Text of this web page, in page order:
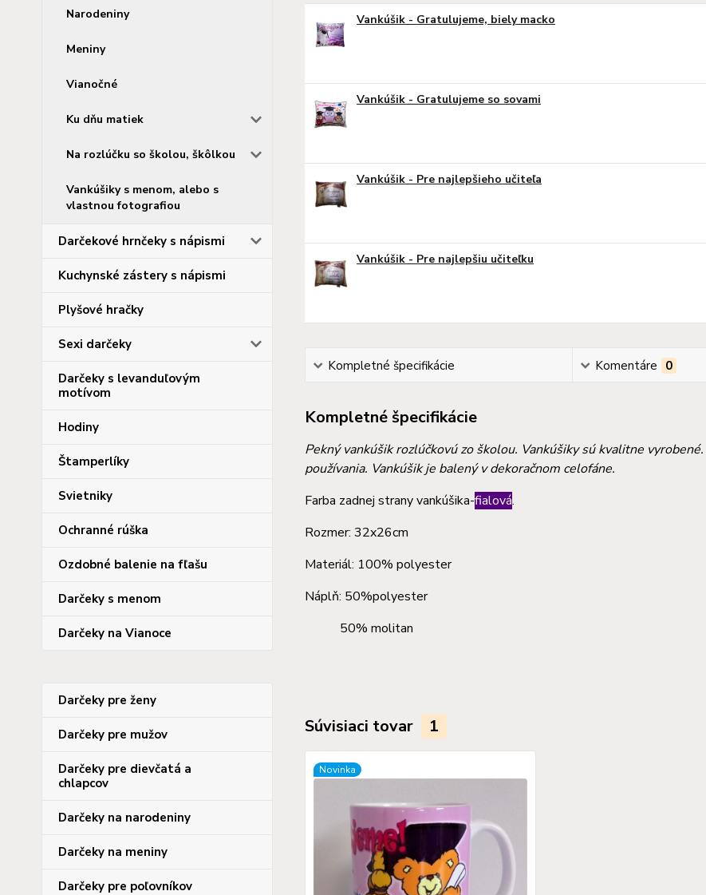
Narodeniny
Meniny
Vianočné
Ku dňu matiek
Na rozlúčku so školou, škôlkou
Vankúšiky s menom, alebo s
vlastnou fotografiou
Darčekové hrnčeky s nápismi
Kuchynské zástery s nápismi
Plyšové hračky
Sexi darčeky
Darčeky s levanduľovým
motívom
Hodiny
Štamperlíky
Svietniky
Ochranné rúška
Ozdobné balenie na fľašu
Darčeky s menom
Darčeky na Vianoce
Darčeky pre ženy
Darčeky pre mužov
Darčeky pre dievčatá a
chlapcov
Darčeky na narodeniny
Darčeky na meniny
Darčeky pre poľovníkov
Vankúšik - Gratulujeme, biely macko
Vankúšik - Gratulujeme so sovami
Vankúšik - Pre najlepšieho učiteľa
Vankúšik - Pre najlepšiu učiteľku
Kompletné špecifikácie Komentáre 0
Kompletné špecifikácie
Pekný vankúšik rozlúčkovú zo školou. Vankúšiky sú kvalitne
používania. Vankúšik je balený v dekoračnom celofáne.
Farba zadnej strany vankúšika-fialová.
Rozmer: 32x26cm
Materiál: 100% polyester
Náplň: 50%polyester
50% molitan
Súvisiaci tovar 1
Novinka